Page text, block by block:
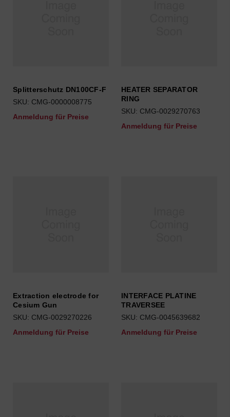
Splitterschutz DN100CF-F
SKU: CMG-0000008775
Anmeldung für Preise
HEATER SEPARATOR
RING
SKU: CMG-0029270763
Anmeldung für Preise
Extraction electrode for
Cesium Gun
SKU: CMG-0029270226
Anmeldung für Preise
INTERFACE PLATINE
TRAVERSEE
SKU: CMG-0045639682
Anmeldung für Preise